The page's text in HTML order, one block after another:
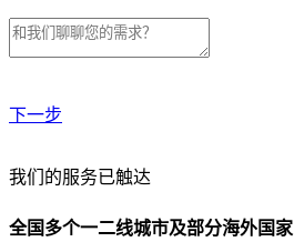
下一步
贵公司预算范围是？
我们的服务已触达
全国多个一二线城市及部分海外国家